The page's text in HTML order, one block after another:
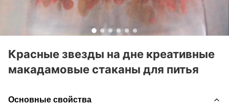
Красные звезды на дне креативные
макадамовые стаканы для питья
Основные свойства